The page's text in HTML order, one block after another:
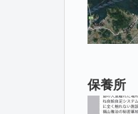
保養所